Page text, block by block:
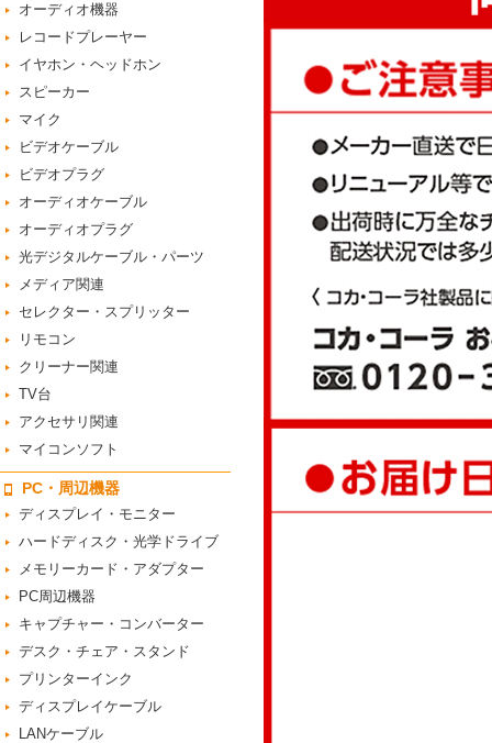
オーディオ機器
レコードプレーヤー
イヤホン・ヘッドホン
スピーカー
マイク
ビデオケーブル
ビデオプラグ
オーディオケーブル
オーディオプラグ
光デジタルケーブル・パーツ
メディア関連
セレクター・スプリッター
リモコン
クリーナー関連
TV台
アクセサリ関連
マイコンソフト
PC・周辺機器
ディスプレイ・モニター
ハードディスク・光学ドライブ
メモリーカード・アダプター
PC周辺機器
キャプチャー・コンバーター
デスク・チェア・スタンド
プリンターインク
ディスプレイケーブル
LANケーブル